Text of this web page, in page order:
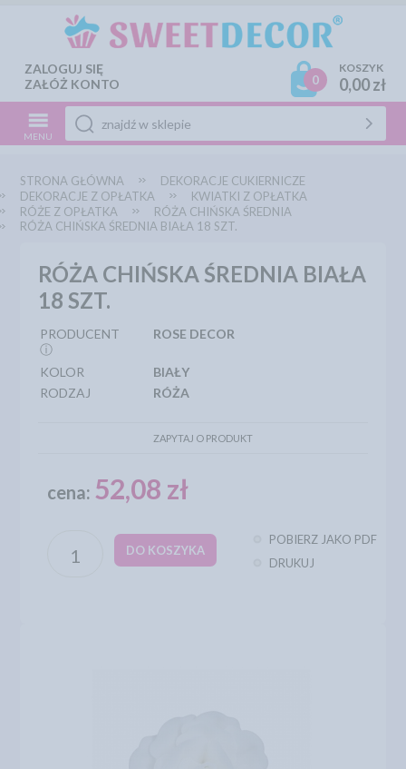
ZALOGUJ SIĘ
ZAŁÓŻ KONTO
0
KOSZYK
0,00 zł
MENU
STRONA GŁÓWNA
DEKORACJE CUKIERNICZE
DEKORACJE Z OPŁATKA
KWIATKI Z OPŁATKA
RÓŻE Z OPŁATKA
RÓŻA CHIŃSKA ŚREDNIA
RÓŻA CHIŃSKA ŚREDNIA BIAŁA 18 SZT.
RÓŻA CHIŃSKA ŚREDNIA BIAŁA
18 SZT.
PRODUCENT
ⓘ
ROSE DECOR
KOLOR
BIAŁY
RODZAJ
RÓŻA
ZAPYTAJ O PRODUKT
cena: 52,08 zł
DO KOSZYKA
POBIERZ JAKO PDF
DRUKUJ